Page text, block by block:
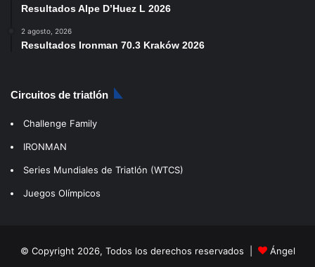
Resultados Alpe D’Huez L 2026
2 agosto, 2026
Resultados Ironman 70.3 Kraków 2026
Circuitos de triatlón
Challenge Family
IRONMAN
Series Mundiales de Triatlón (WTCS)
Juegos Olímpicos
© Copyright 2026, Todos los derechos reservados | Ángel